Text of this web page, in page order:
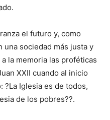
el futuro y, como
sociedad más justa y
la memoria las proféticas
XXII cuando al inicio
?La Iglesia es de todos,
de los pobres??.